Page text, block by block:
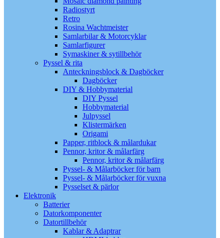
Radiostyrt
Retro
Rosina Wachtmeister
Samlarbilar & Motorcyklar
Samlarfigurer
Symaskiner & sytillbehör
Pyssel & rita
Anteckningsblock & Dagböcker
Dagböcker
DIY & Hobbymaterial
DIY Pyssel
Hobbymaterial
Julpyssel
Klistermärken
Origami
Papper, ritblock & målardukar
Pennor, kritor & målarfärg
Pennor, kritor & målarfärg
Pyssel- & Målarböcker för barn
Pyssel- & Målarböcker för vuxna
Pysselset & pärlor
Elektronik
Batterier
Datorkomponenter
Datortillbehör
Kablar & Adaptrar